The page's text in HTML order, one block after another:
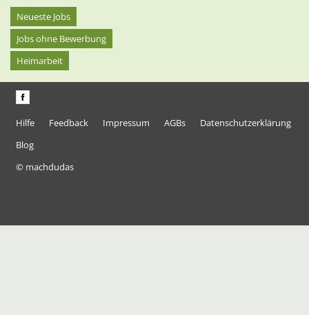
Neueste Jobs
Jobs ohne Bewerbung
Heimarbeit
Hilfe Feedback Impressum AGBs
Datenschutzerklärung
Blog
© machdudas